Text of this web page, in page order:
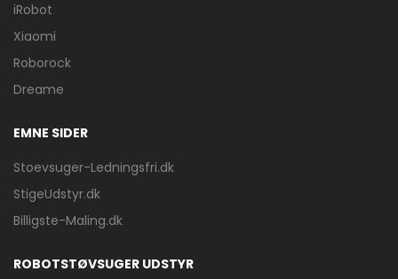
iRobot
Xiaomi
Roborock
Dreame
EMNE SIDER
Stoevsuger-Ledningsfri.dk
StigeUdstyr.dk
Billigste-Maling.dk
ROBOTSTØVSUGER UDSTYR